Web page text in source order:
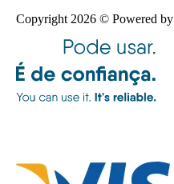
Copyright 2026 © Powered by